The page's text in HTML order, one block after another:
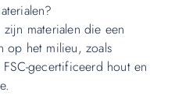
materialen die een
op het milieu, zoals
gecertificeerd hout en